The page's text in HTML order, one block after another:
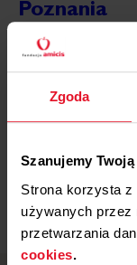
Zgoda
Szanujemy
Strona korzysta z
używanych przez
przetwarzania
cookies.
Poznania
Więcej
29 WRZEŚNIA,
Gdańska